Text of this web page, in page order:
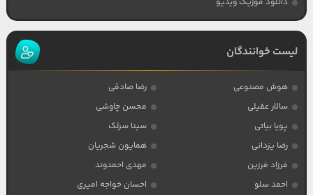
لیست خوانندگان
هوش مصنوعی
رضا صادقی
سالار عقیلی
محسن چاوشی
پویا بیاتی
سینا سرلک
رضا یزدانی
همایون شجریان
فرزاد فرزین
مهدی احمدوند
احمد سلو
احسان خواجه امیری